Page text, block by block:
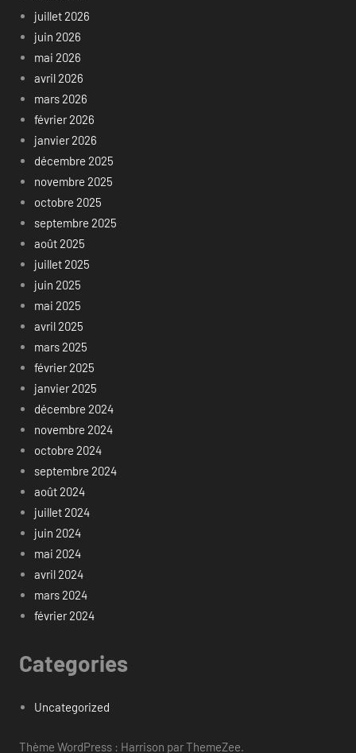
juillet 2026
juin 2026
mai 2026
avril 2026
mars 2026
février 2026
janvier 2026
décembre 2025
novembre 2025
octobre 2025
septembre 2025
août 2025
juillet 2025
juin 2025
mai 2025
avril 2025
mars 2025
février 2025
janvier 2025
décembre 2024
novembre 2024
octobre 2024
septembre 2024
août 2024
juillet 2024
juin 2024
mai 2024
avril 2024
mars 2024
février 2024
Categories
Uncategorized
Thème WordPress : Harrison par ThemeZee.